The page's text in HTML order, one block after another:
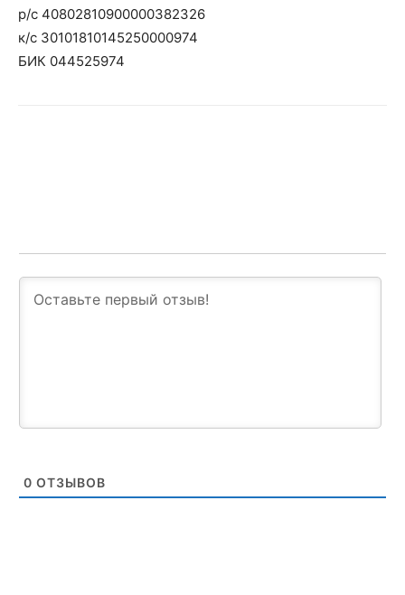
р/с 40802810900000382326
к/с 30101810145250000974
БИК 044525974
0 ОТЗЫВОВ